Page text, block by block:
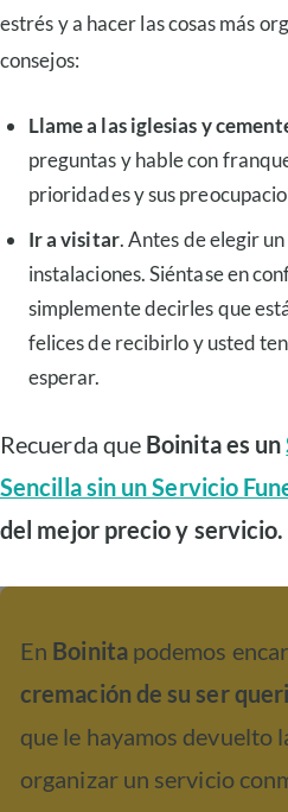
estrés y a hacer las cosas más
consejos:
Llame a las iglesias y
preguntas y hable con
prioridades y sus
Ir a visitar. Antes de elegir
instalaciones. Siéntase en
simplemente decirles que
felices de recibirlo y usted
esperar.
Recuerda que Boinita es un
Sencilla sin un Servicio
del mejor precio y servicio.
En Boinita podemos
cremación de su ser
que le hayamos devuelto
organizar un servicio